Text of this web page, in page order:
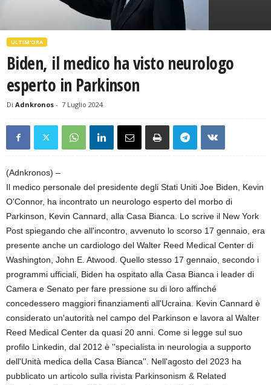
ULTIM'ORA
Biden, il medico ha visto neurologo
esperto in Parkinson
Di Adnkronos - 7 Luglio 2024
(Adnkronos) –
Il medico personale del presidente degli Stati Uniti Joe Biden, Kevin
O'Connor, ha incontrato un neurologo esperto del morbo di
Parkinson, Kevin Cannard, alla Casa Bianca. Lo scrive il New York
Post spiegando che all'incontro, avvenuto lo scorso 17 gennaio, era
presente anche un cardiologo del Walter Reed Medical Center di
Washington, John E. Atwood. Quello stesso 17 gennaio, secondo i
programmi ufficiali, Biden ha ospitato alla Casa Bianca i leader di
Camera e Senato per fare pressione su di loro affinché
concedessero maggiori finanziamenti all'Ucraina. Kevin Cannard è
considerato un'autorità nel campo del Parkinson e lavora al Walter
Reed Medical Center da quasi 20 anni. Come si legge sul suo
profilo Linkedin, dal 2012 è ''specialista in neurologia a supporto
dell'Unità medica della Casa Bianca''. Nell'agosto del 2023 ha
pubblicato un articolo sulla rivista Parkinsonism & Related